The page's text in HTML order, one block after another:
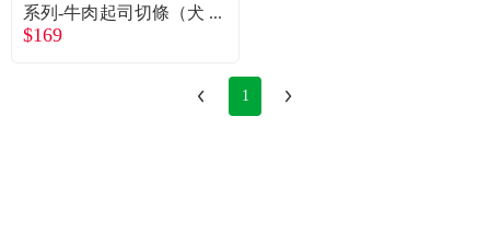
系列-牛肉起司切條（犬
零食）260g
$169
1